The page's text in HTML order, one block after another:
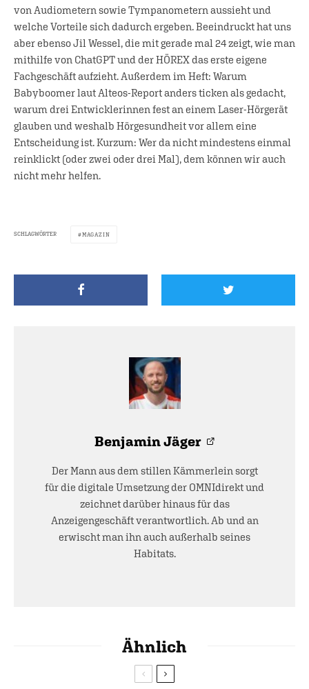
von Audiometern sowie Tympanometern aussieht und
welche Vorteile sich dadurch ergeben. Beeindruckt hat uns
aber ebenso Jil Wessel, die mit gerade mal 24 zeigt, wie man
mithilfe von ChatGPT und der HÖREX das erste eigene
Fachgeschäft aufzieht. Außerdem im Heft: Warum
Babyboomer laut Alteos-Report anders ticken als gedacht,
warum drei Entwicklerinnen fest an einem Laser-Hörgerät
glauben und weshalb Hörgesundheit vor allem eine
Entscheidung ist. Kurzum: Wer da nicht mindestens einmal
reinklickt (oder zwei oder drei Mal), dem können wir auch
nicht mehr helfen.
SCHLAGWÖRTER MAGAZIN
Benjamin Jäger
Der Mann aus dem stillen Kämmerlein sorgt
für die digitale Umsetzung der OMNIdirekt und
zeichnet darüber hinaus für das
Anzeigengeschäft verantwortlich. Ab und an
erwischt man ihn auch außerhalb seines
Habitats.
Ähnlich